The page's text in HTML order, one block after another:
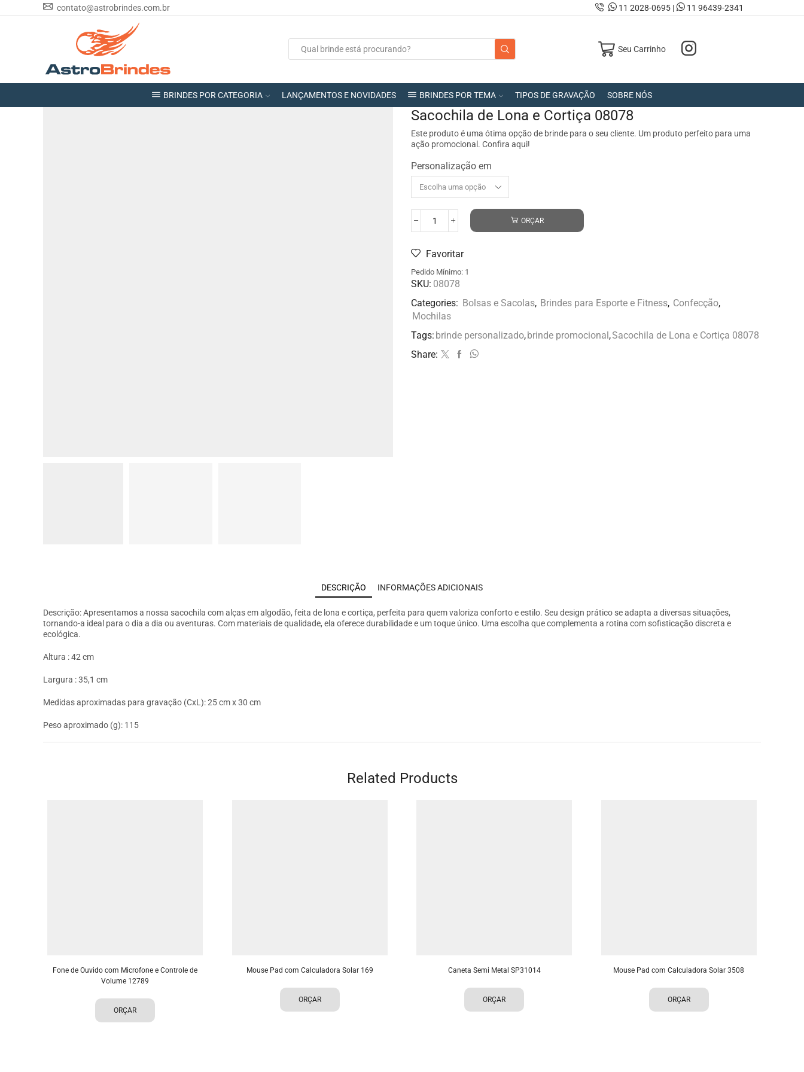
contato@astrobrindes.com.br 11 2028-0695 | 11 96439-2341
Seu Carrinho
BRINDES POR CATEGORIA LANÇAMENTOS E NOVIDADES BRINDES POR TEMA TIPOS DE GRAVAÇÃO SOBRE NÓS
Sacochila de Lona e Cortiça 08078
Este produto é uma ótima opção de brinde para o seu cliente. Um produto perfeito para uma
ação promocional. Confira aqui!
Personalização em
ORÇAR
Favoritar
Pedido Mínimo: 1
SKU: 08078
Categories: Bolsas e Sacolas, Brindes para Esporte e Fitness, Confecção,
Mochilas
Tags: brinde personalizado,brinde promocional,Sacochila de Lona e Cortiça 08078
Share:
DESCRIÇÃO INFORMAÇÕES ADICIONAIS
Descrição: Apresentamos a nossa sacochila com alças em algodão, feita de lona e cortiça, perfeita para quem valoriza conforto e estilo. Seu design prático se adapta a diversas situações,
tornando-a ideal para o dia a dia ou aventuras. Com materiais de qualidade, ela oferece durabilidade e um toque único. Uma escolha que complementa a rotina com sofisticação discreta e
ecológica.
Altura : 42 cm
Largura : 35,1 cm
Medidas aproximadas para gravação (CxL): 25 cm x 30 cm
Peso aproximado (g): 115
Related Products
Fone de Ouvido com Microfone e Controle de
Volume 12789
ORÇAR
Mouse Pad com Calculadora Solar 169
ORÇAR
Caneta Semi Metal SP31014
ORÇAR
Mouse Pad com Calculadora Solar 3508
ORÇAR